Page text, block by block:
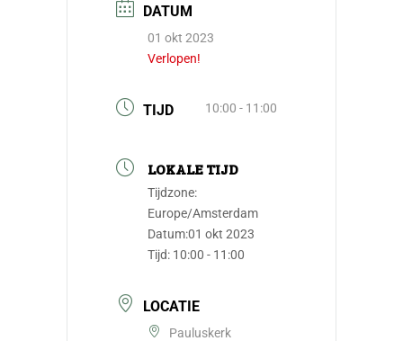
DATUM
01 okt 2023
Verlopen!
TIJD 10:00 - 11:00
LOKALE TIJD
Tijdzone:
Europe/Amsterdam
Datum:01 okt 2023
Tijd: 10:00 - 11:00
LOCATIE
Pauluskerk